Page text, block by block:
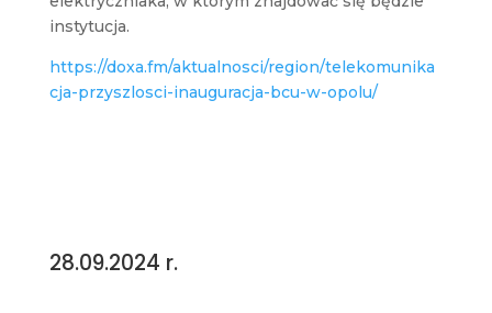
instytucja.
https://doxa.fm/aktualnosci/region/telekomunika
cja-przyszlosci-inauguracja-bcu-w-opolu/
28.09.2024 r.